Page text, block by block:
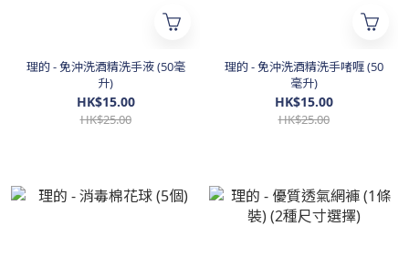
理的 - 免沖洗酒精洗手液 (50毫
升)
HK$15.00
HK$25.00
理的 - 免沖洗酒精洗手啫喱 (50
毫升)
HK$15.00
HK$25.00